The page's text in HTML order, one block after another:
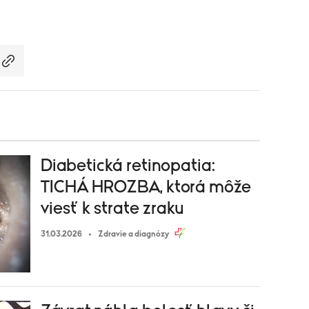
Diabetická retinopatia:
TICHÁ HROZBA, ktorá môže
viesť k strate zraku
31.03.2026 Zdravie a diagnózy